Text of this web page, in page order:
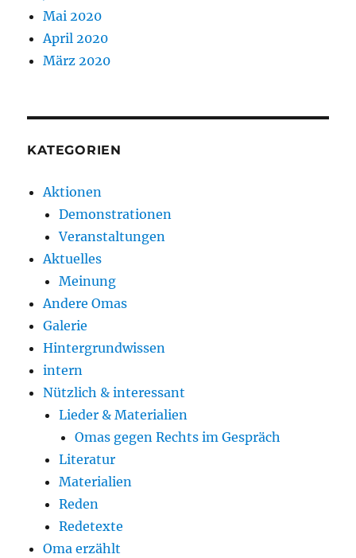
Mai 2020
April 2020
März 2020
KATEGORIEN
Aktionen
Demonstrationen
Veranstaltungen
Aktuelles
Meinung
Andere Omas
Galerie
Hintergrundwissen
intern
Nützlich & interessant
Lieder & Materialien
Omas gegen Rechts im Gespräch
Literatur
Materialien
Reden
Redetexte
Oma erzählt